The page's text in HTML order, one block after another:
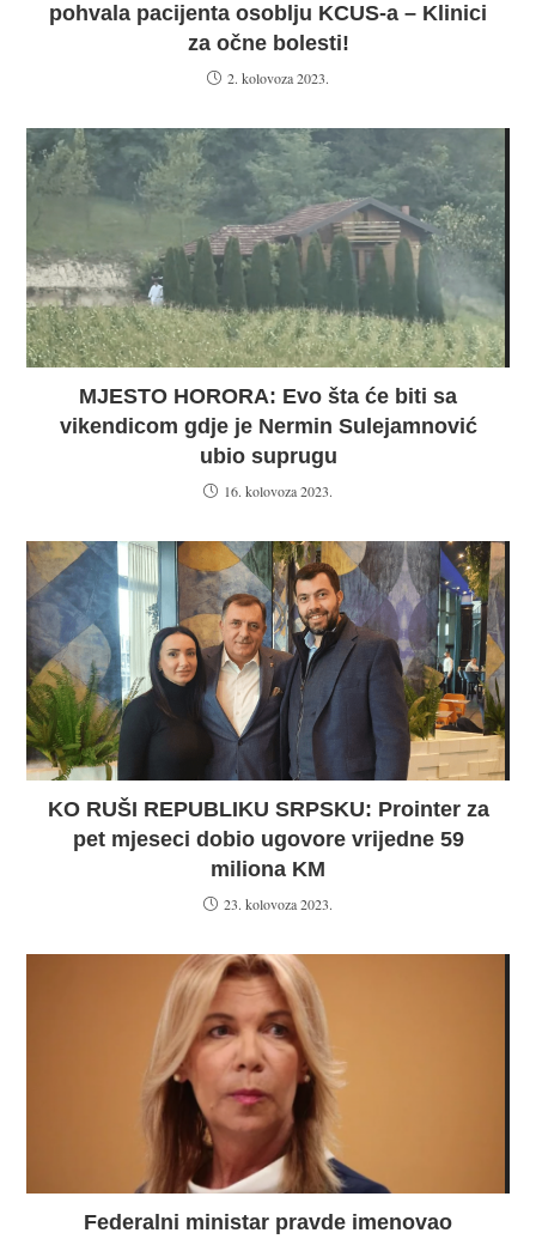
pohvala pacijenta osoblju KCUS-a – Klinici
za očne bolesti!
2. kolovoza 2023.
MJESTO HORORA: Evo šta će biti sa
vikendicom gdje je Nermin Sulejamnović
ubio suprugu
16. kolovoza 2023.
KO RUŠI REPUBLIKU SRPSKU: Prointer za
pet mjeseci dobio ugovore vrijedne 59
miliona KM
23. kolovoza 2023.
Federalni ministar pravde imenovao